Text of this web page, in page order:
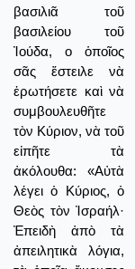
βασιλιᾶ τοῦ
βασιλείου τοῦ
Ἰούδα, ο ὁποῖος
σᾶς ἔστειλε νὰ
ἐρωτήσετε καὶ νὰ
συμβουλευθῆτε
τὸν Κύριον, νὰ τοῦ
εἰπῆτε τὰ
ἀκόλουθα: «Αὐτὰ
λέγει ὁ Κύριος, ὁ
Θεὸς τὸν Ἰσραήλ·
Ἐπειδὴ ἀπὸ τὰ
ἀπειλητικὰ λόγια,